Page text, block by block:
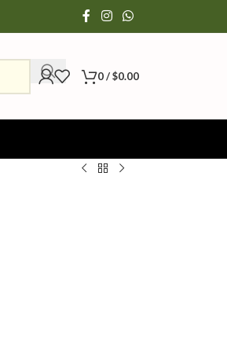
0/$0.00